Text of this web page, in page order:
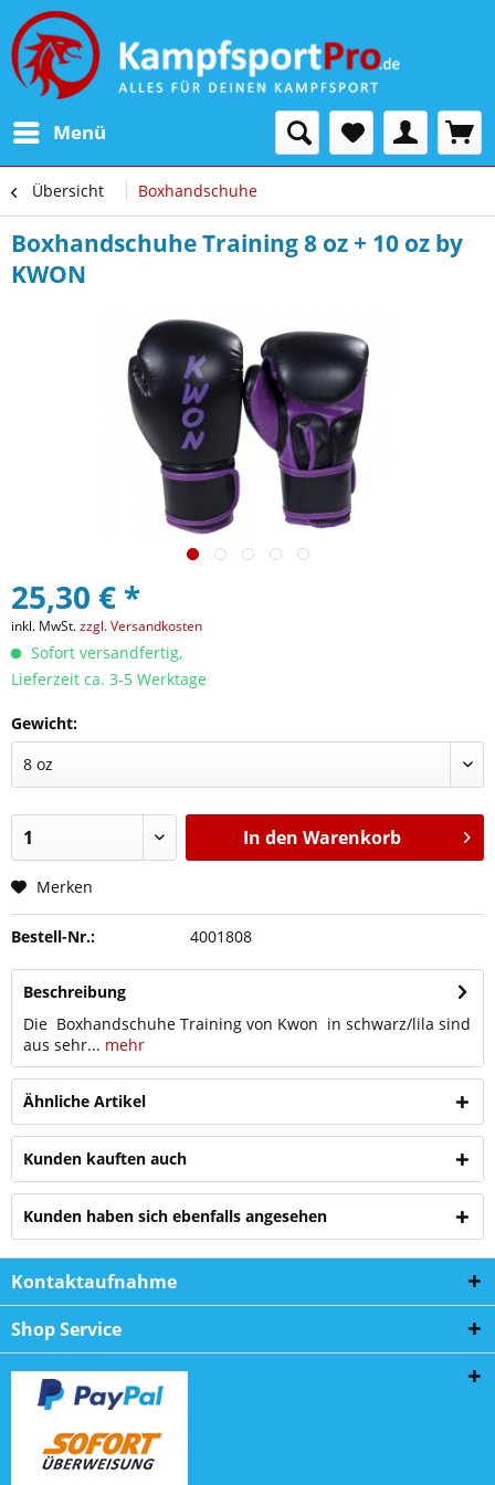
Menü
Übersicht Boxhandschuhe
Boxhandschuhe Training 8 oz + 10 oz by
KWON
25,30 € *
inkl. MwSt.zzgl. Versandkosten
Sofort versandfertig,
Lieferzeit ca. 3-5 Werktage
Gewicht:
In den Warenkorb
Merken
Bestell-Nr.: 4001808
Beschreibung
Die Boxhandschuhe Training von Kwon in schwarz/lila sind
aus sehr... mehr
Ähnliche Artikel
Kunden kauften auch
Kunden haben sich ebenfalls angesehen
Kontaktaufnahme
Shop Service